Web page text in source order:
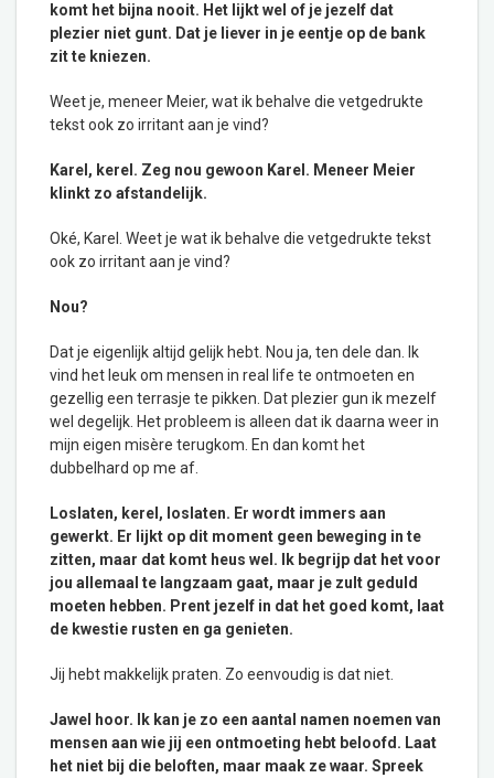
komt het bijna nooit. Het lijkt wel of je jezelf dat
plezier niet gunt. Dat je liever in je eentje op de bank
zit te kniezen.
Weet je, meneer Meier, wat ik behalve die vetgedrukte
tekst ook zo irritant aan je vind?
Karel, kerel. Zeg nou gewoon Karel. Meneer Meier
klinkt zo afstandelijk.
Oké, Karel. Weet je wat ik behalve die vetgedrukte tekst
ook zo irritant aan je vind?
Nou?
Dat je eigenlijk altijd gelijk hebt. Nou ja, ten dele dan. Ik
vind het leuk om mensen in real life te ontmoeten en
gezellig een terrasje te pikken. Dat plezier gun ik mezelf
wel degelijk. Het probleem is alleen dat ik daarna weer in
mijn eigen misère terugkom. En dan komt het
dubbelhard op me af.
Loslaten, kerel, loslaten. Er wordt immers aan
gewerkt. Er lijkt op dit moment geen beweging in te
zitten, maar dat komt heus wel. Ik begrijp dat het voor
jou allemaal te langzaam gaat, maar je zult geduld
moeten hebben. Prent jezelf in dat het goed komt, laat
de kwestie rusten en ga genieten.
Jij hebt makkelijk praten. Zo eenvoudig is dat niet.
Jawel hoor. Ik kan je zo een aantal namen noemen van
mensen aan wie jij een ontmoeting hebt beloofd. Laat
het niet bij die beloften, maar maak ze waar. Spreek